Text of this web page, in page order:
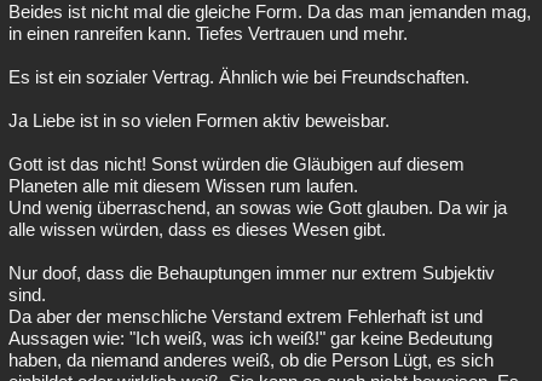
Beides ist nicht mal die gleiche Form. Da das man jemanden mag,
in einen ranreifen kann. Tiefes Vertrauen und mehr.
Es ist ein sozialer Vertrag. Ähnlich wie bei Freundschaften.
Ja Liebe ist in so vielen Formen aktiv beweisbar.
Gott ist das nicht! Sonst würden die Gläubigen auf diesem
Planeten alle mit diesem Wissen rum laufen.
Und wenig überraschend, an sowas wie Gott glauben. Da wir ja
alle wissen würden, dass es dieses Wesen gibt.
Nur doof, dass die Behauptungen immer nur extrem Subjektiv
sind.
Da aber der menschliche Verstand extrem Fehlerhaft ist und
Aussagen wie: "Ich weiß, was ich weiß!" gar keine Bedeutung
haben, da niemand anderes weiß, ob die Person Lügt, es sich